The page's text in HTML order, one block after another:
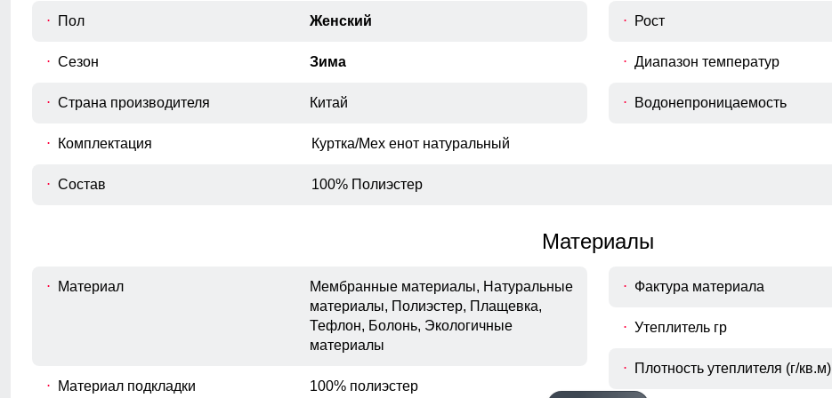
или телефон.
Фиксатор служит для регулирования глубины
Фиксатор служит для регулирования глубины
E
Расстояние от подмышечного шва
F
Измеряется по самым широким
Пол Женский
Сезон Зима
Страна производителя Китай
Рост
Диапазон температур
Водонепроницаемость
Комплектация Куртка/Мех енот натуральный
Состав 100% Полиэстер
Материалы
Материал
Мембранные материалы, Натуральные
материалы, Полиэстер, Плащевка,
Тефлон, Болонь, Экологичные
материалы
Материал подкладки 100% полиэстер
Фактура материала
Утеплитель гр
Плотность утеплителя (г/кв.м)